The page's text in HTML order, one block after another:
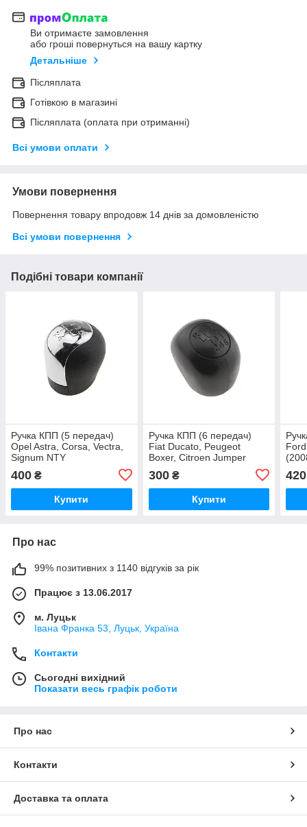
Ви отримаєте замовлення
або гроші повернуться на вашу картку
Детальніше
Післяплата
Готівкою в магазині
Післяплата (оплата при отриманні)
Всі умови оплати
Умови повернення
Повернення товару впродовж 14 днів за домовленістю
Всі умови повернення
Подібні товари компанії
Ручка КПП (5 передач)
Opel Astra, Corsa, Vectra,
Signum NTY
400 ₴
Купити
Ручка КПП (6 передач)
Fiat Ducato, Peugeot
Boxer, Citroen Jumper
300₴
Купити
420
Про нас
99% позитивних з 1140 відгуків за рік
Працює з 13.06.2017
м. Луцьк
Івана Франка 53, Луцьк, Україна
Контакти
Сьогодні вихідний
Показати весь графік роботи
Про нас
Контакти
Доставка та оплата